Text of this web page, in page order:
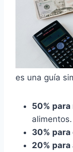
es una guía
50%
alimentos.
30% para
20% para